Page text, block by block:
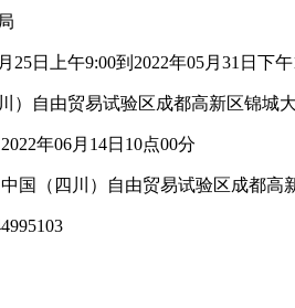
25日 上午9:00到2022年05月31日 下午
）自由贸易试验区成都高新区锦城
2022年06月14日10点00分
中国（四川）自由贸易试验区成都高